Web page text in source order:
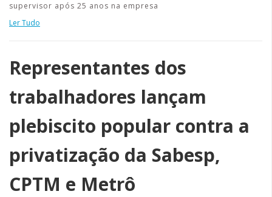
supervisor após 25 anos na empresa
Ler Tudo
Representantes dos
trabalhadores lançam
plebiscito popular contra a
privatização da Sabesp,
CPTM e Metrô